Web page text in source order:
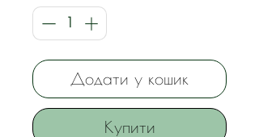
Додати у кошик
Купити